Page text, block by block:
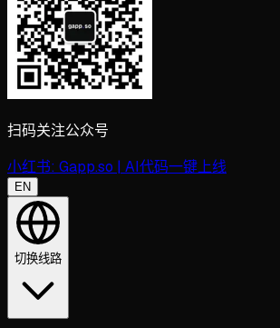
扫码关注公众号
小红书: Gapp.so | AI代码一键上线
EN
切换线路